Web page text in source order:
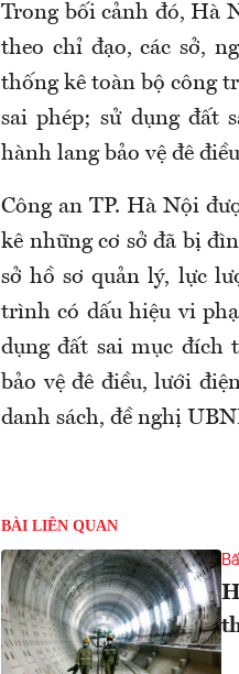
Trong bối cảnh đó, Hà
theo chỉ đạo, các sở,
thống kê toàn bộ công
sai phép; sử dụng đất
hành lang bảo vệ đê
Công an TP. Hà Nội
kê những cơ sở đã bị
sở hồ sơ quản lý, lực
trình có dấu hiệu vi
dụng đất sai mục đích
bảo vệ đê điều, lưới
danh sách, đề nghị
BÀI LIÊN QUAN